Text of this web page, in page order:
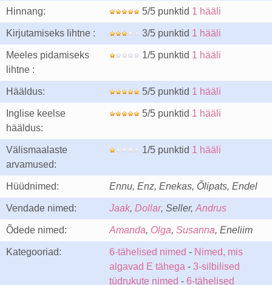
Hinnang: 5/5 punktid 1 hääli
Kirjutamiseks lihtne : 3/5 punktid 1 hääli
Meeles pidamiseks
lihtne :
1/5 punktid 1 hääli
Hääldus: 5/5 punktid 1 hääli
Inglise keelse
hääldus:
5/5 punktid 1 hääli
Välismaalaste
arvamused:
1/5 punktid 1 hääli
Hüüdnimed: Ennu, Enz, Enekas, Õlipats, Endel
Vendade nimed: Jaak, Dollar, Seller, Andrus
Õdede nimed: Amanda, Olga, Susanna, Eneliim
Kategooriad: 6-tähelised nimed - Nimed, mis
algavad E tähega - 3-silbilised
tüdrukute nimed - 6-tähelised